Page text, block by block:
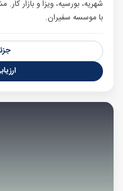
شهریه، بورسیه، ویزا و بازار
با موسسه سفیران.